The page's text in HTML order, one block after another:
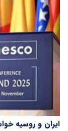
ایران و روسیه